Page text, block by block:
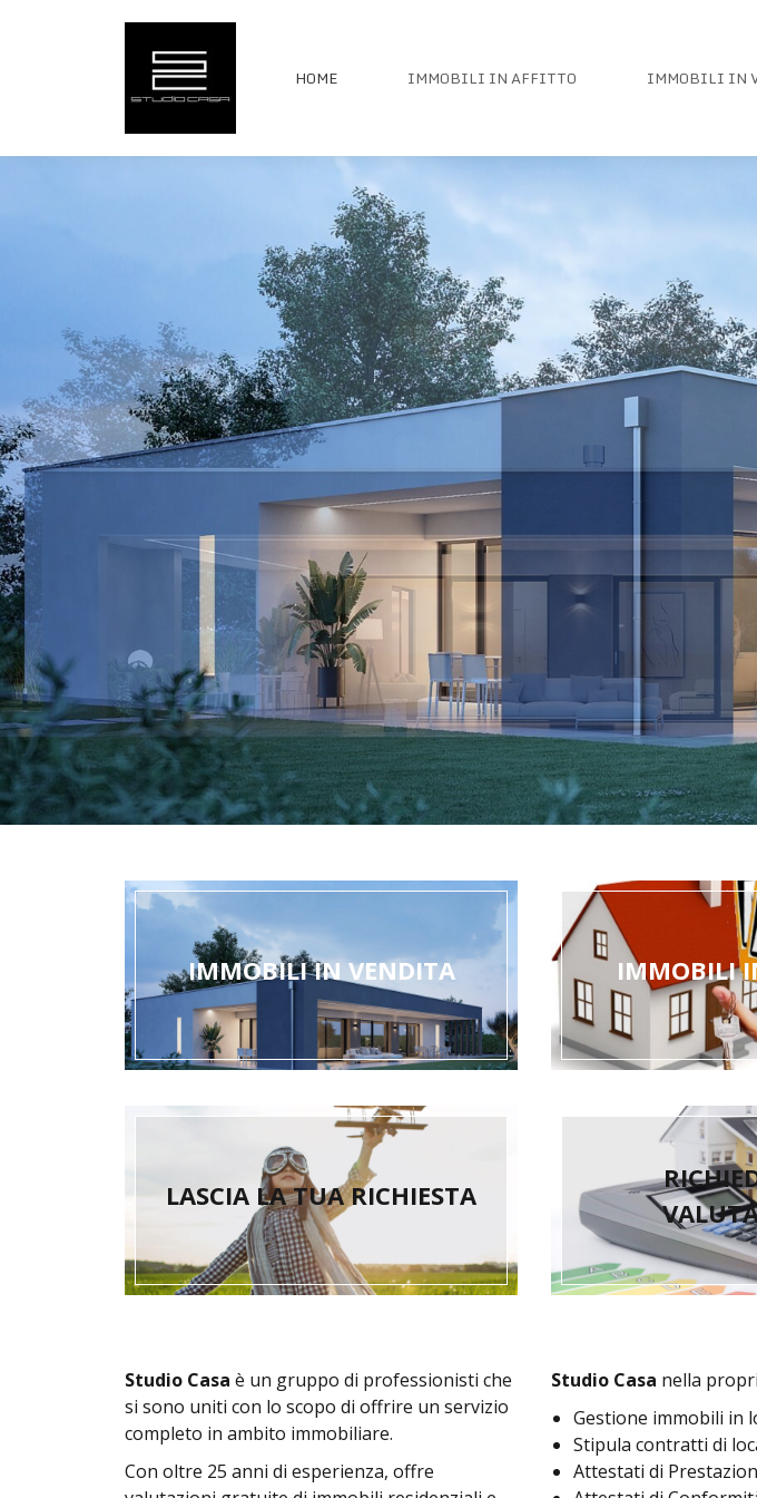
HOME IMMOBILI IN AFFITTO IMMOBILI IN
IMMOBILI IN VENDITA IMMOBILI
LASCIA LA TUA RICHIESTA
Studio Casa è un gruppo di professionisti che
si sono uniti con lo scopo di offrire un servizio
completo in ambito immobiliare.
Con oltre 25 anni di esperienza, offre
Studio Casa nella
Gestione immobili in
Stipula contratti di
Attestati di